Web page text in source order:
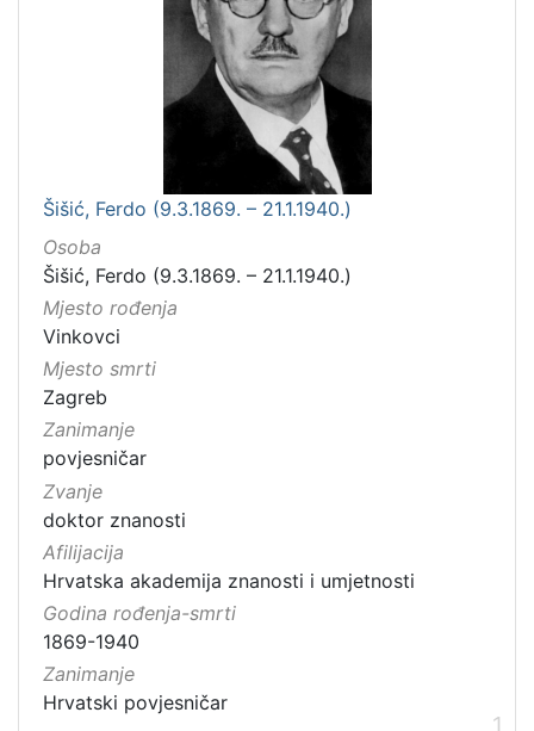
Šišić, Ferdo (9.3.1869. – 21.1.1940.)
Osoba
Šišić, Ferdo (9.3.1869. – 21.1.1940.)
Mjesto rođenja
Vinkovci
Mjesto smrti
Zagreb
Zanimanje
povjesničar
Zvanje
doktor znanosti
Afilijacija
Hrvatska akademija znanosti i umjetnosti
Godina rođenja-smrti
1869-1940
Zanimanje
Hrvatski povjesničar